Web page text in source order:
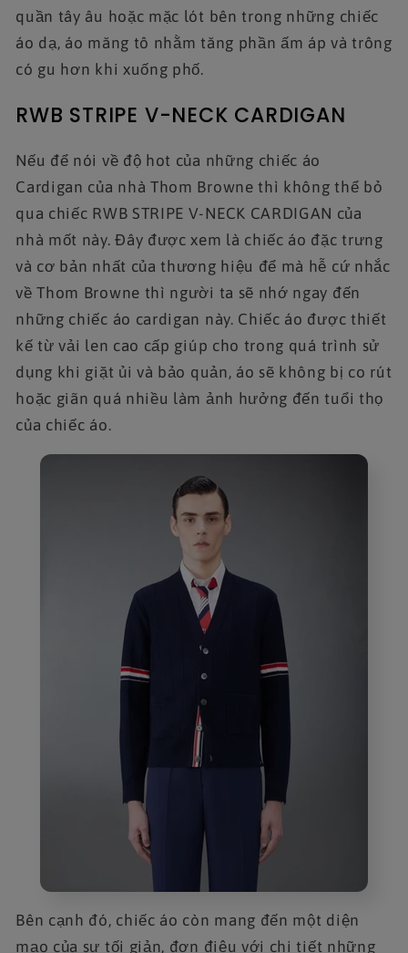
quần tây âu hoặc mặc lót bên trong những chiếc
áo dạ, áo măng tô nhằm tăng phần ấm áp và trông
có gu hơn khi xuống phố.
RWB STRIPE V-NECK CARDIGAN
Nếu để nói về độ hot của những chiếc áo
Cardigan của nhà Thom Browne thì không thể bỏ
qua chiếc RWB STRIPE V-NECK CARDIGAN của
nhà mốt này. Đây được xem là chiếc áo đặc trưng
và cơ bản nhất của thương hiệu để mà hễ cứ nhắc
về Thom Browne thì người ta sẽ nhớ ngay đến
những chiếc áo cardigan này. Chiếc áo được thiết
kế từ vải len cao cấp giúp cho trong quá trình sử
dụng khi giặt ủi và bảo quản, áo sẽ không bị co rút
hoặc giãn quá nhiều làm ảnh hưởng đến tuổi thọ
của chiếc áo.
Bên cạnh đó, chiếc áo còn mang đến một diện
mạo của sự tối giản, đơn điệu với chi tiết những